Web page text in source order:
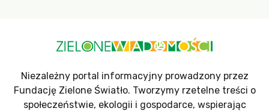
Niezależny portal informacyjny prowadzony przez
Fundację Zielone Światło. Tworzymy rzetelne treści o
społeczeństwie, ekologii i gospodarce, wspierając